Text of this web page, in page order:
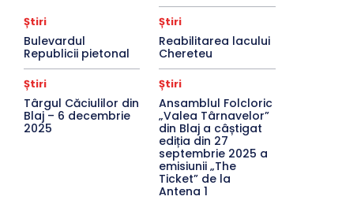
Știri
Bulevardul
Republicii pietonal
Știri
Reabilitarea lacului
Chereteu
Știri
Târgul Căciulilor din
Blaj – 6 decembrie
2025
Știri
Ansamblul Folcloric
„Valea Târnavelor”
din Blaj a câștigat
ediția din 27
septembrie 2025 a
emisiunii „The
Ticket” de la
Antena 1